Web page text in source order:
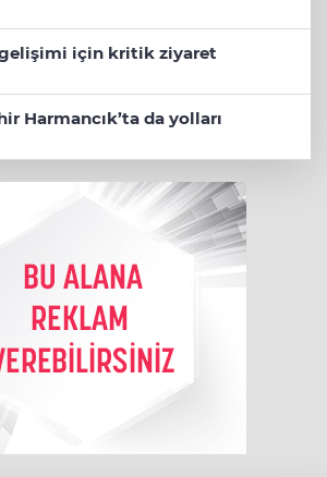
gelişimi için kritik ziyaret
Harmancık’ta da yolları